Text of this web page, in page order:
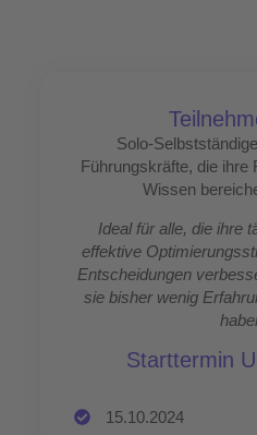
Solo-
Führungskräfte, die ihre
Wissen
Ideal für alle, die ihre
effektive
Entscheidungen
sie bisher wenig
Starttermin
15.10.2024